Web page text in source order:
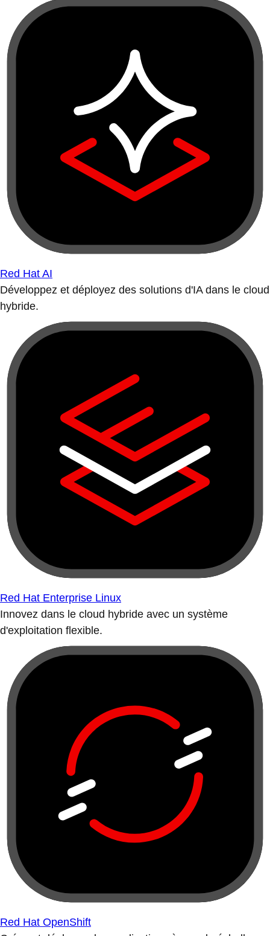
Red Hat AI
Développez et déployez des solutions d'IA dans le cloud
hybride.
Red Hat Enterprise Linux
Innovez dans le cloud hybride avec un système
d'exploitation flexible.
Red Hat OpenShift